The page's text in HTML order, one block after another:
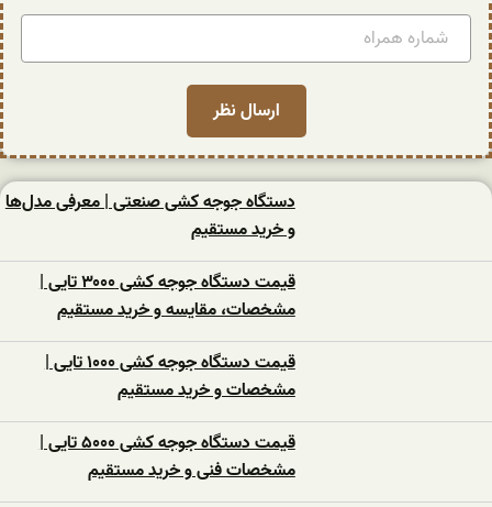
دستگاه جوجه کشی صنعتی | معرفی مدل‌ها
و خرید مستقیم
قیمت دستگاه جوجه کشی ۳۰۰۰ تایی |
مشخصات، مقایسه و خرید مستقیم
قیمت دستگاه جوجه کشی ۱۰۰۰ تایی |
مشخصات و خرید مستقیم
قیمت دستگاه جوجه کشی ۵۰۰۰ تایی |
مشخصات فنی و خرید مستقیم